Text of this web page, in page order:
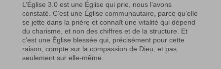
L’Église 3.0 est une Église qui prie, nous l’avons
constaté. C’est une Église communautaire, parce qu’elle
se jette dans la prière et connaît une vitalité qui dépend
du charisme, et non des chiffres et de la structure. Et
c’est une Église blessée qui, précisément pour cette
raison, compte sur la compassion de Dieu, et pas
seulement sur elle-même.